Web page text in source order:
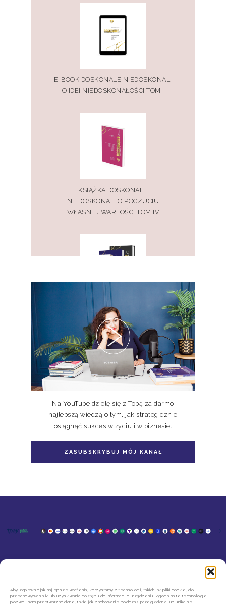
Aby zapewnić jak najlepsze wrażenia, korzystamy z technologii, takich jak pliki cookie, do
przechowywania i/lub uzyskiwania dostępu do informacji o urządzeniu. Zgoda na te technologie
pozwoli nam przetwarzać dane, takie jak zachowanie podczas przeglądania lub unikalne
E-BOOK DOSKONALE NIEDOSKONALI
O IDEI NIEDOSKONAŁOŚCI TOM I
KSIĄŻKA DOSKONALE
NIEDOSKONALI O POCZUCIU
WŁASNEJ WARTOŚCI TOM IV
PAKIET KSIĄŻEK DOSKONALE
NIEDOSKONALI TOM I, II, III
Na YouTube dzielę się z Tobą za darmo
najlepszą wiedzą o tym, jak strategicznie
osiągnąć sukces w życiu i w biznesie.
ZASUBSKRYBUJ MÓJ KANAŁ
REGULAMIN SKLEPU
POLITYKA PRYWATNOŚCI